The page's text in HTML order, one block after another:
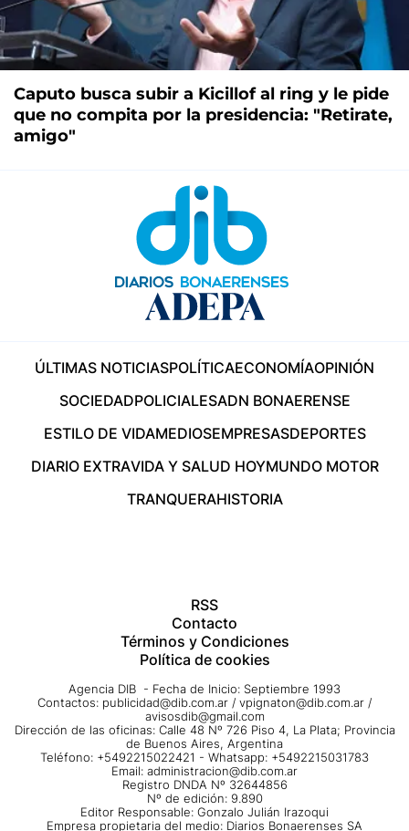
Caputo busca subir a Kicillof al ring y le pide
que no compita por la presidencia: "Retirate,
amigo"
ÚLTIMAS NOTICIASPOLÍTICAECONOMÍAOPINIÓN
SOCIEDADPOLICIALESADN BONAERENSE
ESTILO DE VIDAMEDIOSEMPRESASDEPORTES
DIARIO EXTRAVIDA Y SALUD HOYMUNDO MOTOR
TRANQUERAHISTORIA
RSS
Contacto
Términos y Condiciones
Política de cookies
Agencia DIB - Fecha de Inicio: Septiembre 1993
Contactos: publicidad@dib.com.ar / vpignaton@dib.com.ar /
avisosdib@gmail.com
Dirección de las oficinas: Calle 48 Nº 726 Piso 4, La Plata; Provincia
de Buenos Aires, Argentina
Teléfono: +5492215022421 - Whatsapp: +5492215031783
Email: administracion@dib.com.ar
Registro DNDA Nº 32644856
Nº de edición: 9.890
Editor Responsable: Gonzalo Julián Irazoqui
Empresa propietaria del medio: Diarios Bonaerenses SA